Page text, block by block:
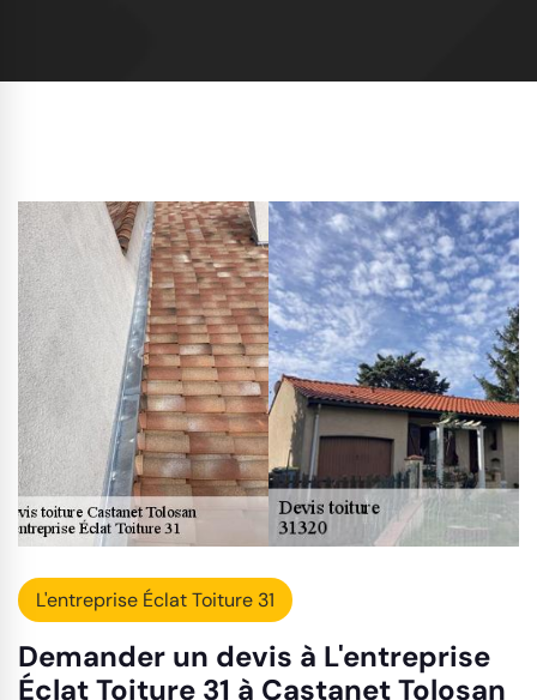
L'entreprise Éclat Toiture 31
Demander un devis à L'entreprise
Éclat Toiture 31 à Castanet Tolosan